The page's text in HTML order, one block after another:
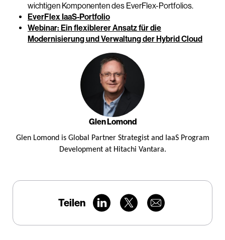
wichtigen Komponenten des EverFlex-Portfolios.
EverFlex IaaS-Portfolio
Webinar: Ein flexiblerer Ansatz für die
Modernisierung und Verwaltung der Hybrid Cloud
Glen Lomond
Glen Lomond is Global Partner Strategist and IaaS Program
Development at Hitachi Vantara.
Teilen